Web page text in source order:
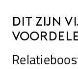
Dit zijn